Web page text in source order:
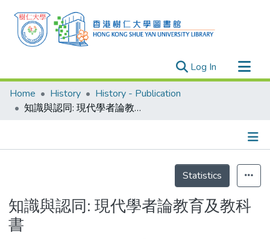
Log In (current)
Research Outputs
Researchers
Projects
Home History
History - Publication
知識與認同: 現代學者論教育及教科書
Statistics
知識與認同: 現代學者論教育及教科
書